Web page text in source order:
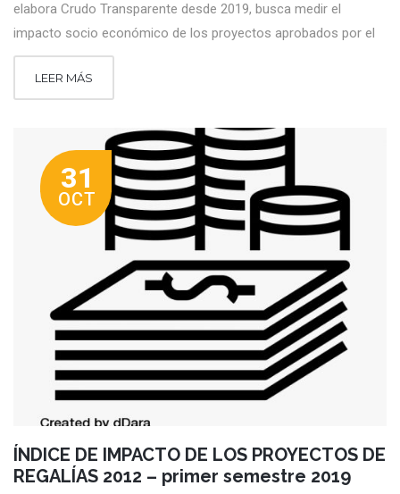
elabora Crudo Transparente desde 2019, busca medir el
impacto socio económico de los proyectos aprobados por el
LEER MÁS
31
OCT
ÍNDICE DE IMPACTO DE LOS PROYECTOS DE
REGALÍAS 2012 – primer semestre 2019